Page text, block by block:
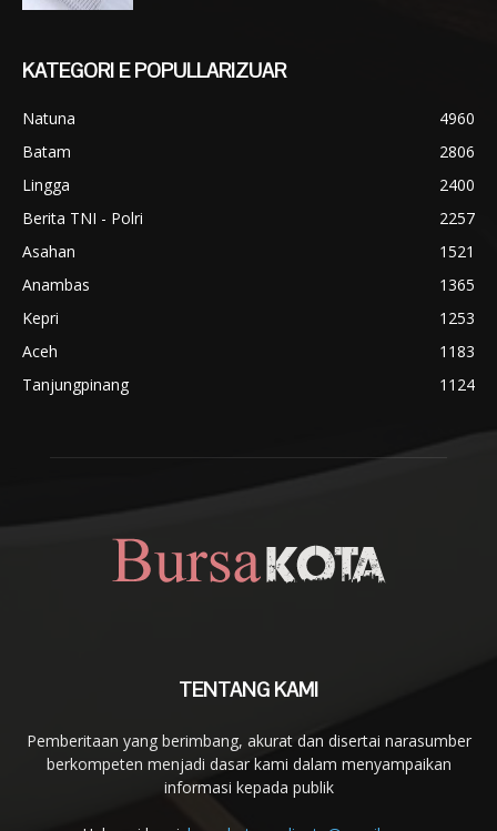
KATEGORI E POPULLARIZUAR
Natuna
4960
Batam
2806
Lingga
2400
Berita TNI - Polri
2257
Asahan
1521
Anambas
1365
Kepri
1253
Aceh
1183
Tanjungpinang
1124
TENTANG KAMI
Pemberitaan yang berimbang, akurat dan disertai narasumber
berkompeten menjadi dasar kami dalam menyampaikan
informasi kepada publik